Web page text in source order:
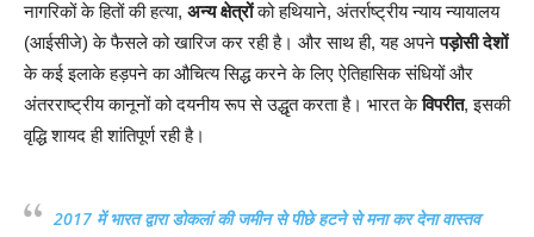
नागरिकों के हितों की हत्या, अन्य क्षेत्रोंको हथियाने, अंतर्राष्ट्रीय न्याय न्यायालय
(आईसीजे) के फैसले को खारिज कर रही है। और साथ ही, यह अपनेपड़ोसी देशों
के कई इलाके हड़पने का औचित्य सिद्ध करने के लिए ऐतिहासिक संधियों और
अंतरराष्ट्रीय कानूनों को दयनीय रूप से उद्धृत करता है। भारत केविपरीत, इसकी
वृद्धि शायद ही शांतिपूर्ण रही है।
2017 में भारत द्वारा डोकलां की जमीन से पीछे हटने से मना कर देना वास्तव